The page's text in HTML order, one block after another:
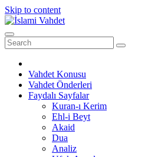
Skip to content
Vahdet Konusu
Vahdet Önderleri
Faydalı Sayfalar
Kuran-ı Kerim
Ehl-i Beyt
Akaid
Dua
Analiz